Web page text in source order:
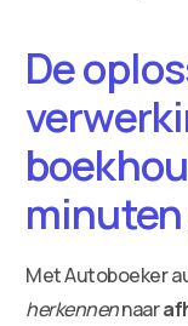
De
Met Autoboeker
herkennennaar